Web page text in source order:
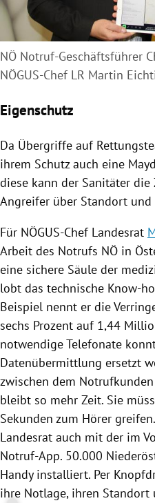
NÖ Notruf-Geschäftsführer
NÖGUS-Chef LR Martin
Eigenschutz
Da Übergriffe auf
ihrem Schutz auch eine
diese kann der Sanitäter
Angreifer über Standort
Für NÖGUS-Chef Landesrat
Arbeit des Notrufs NÖ in
eine sichere Säule der
lobt das technische Know-
Beispiel nennt er die
sechs Prozent auf 1,44
notwendigeTelefonate
Datenübermittlung ersetzt
zwischen dem
bleibt so mehr Zeit. Sie
Sekunden zum Hörer
Landesrat auch mit der im
Notruf-App. 50.000
Handy installiert. Per
ihre Notlage, ihren